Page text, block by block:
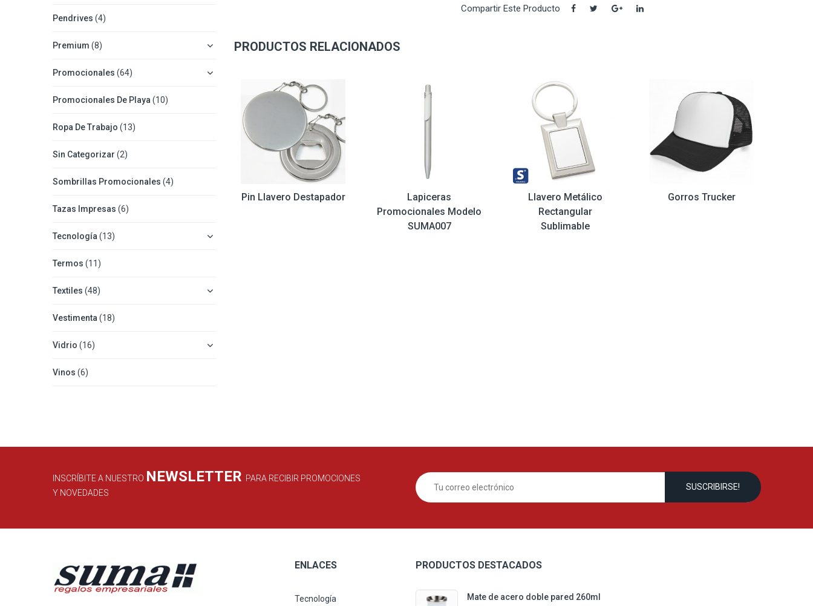
Pendrives (4)
Premium (8)
Promocionales (64)
Promocionales De Playa (10)
Ropa De Trabajo (13)
Sin Categorizar (2)
Sombrillas Promocionales (4)
Tazas Impresas (6)
Tecnología (13)
Termos (11)
Textiles (48)
Vestimenta (18)
Vidrio (16)
Vinos (6)
Compartir Este Producto
PRODUCTOS RELACIONADOS
Pin Llavero Destapador
Lapiceras
Promocionales Modelo
SUMA007
Llavero Metálico
Rectangular
Sublimable
Gorros Trucker
INSCRÍBITE A NUESTRO NEWSLETTER PARA RECIBIR PROMOCIONES
Y NOVEDADES
ENLACES
Tecnología
PRODUCTOS DESTACADOS
Mate de acero doble pared 260ml